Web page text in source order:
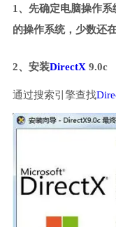
1、先确定电脑操作
的操作系统，少数还
2、安装DirectX 9.0c
通过搜索引擎查找